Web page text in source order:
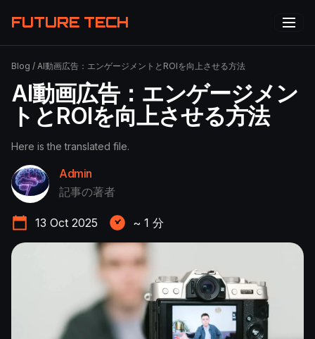
FUTURE TECH
Blog / AI動画広告：エンゲージメントとROIを向上させる方法
AI動画広告：エンゲージメン
トとROIを向上させる方法
Here is the translated file.
Admin
記事の著者
13 Oct 2025 ~ 1 分